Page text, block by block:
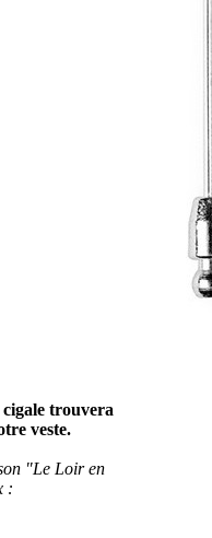
trouvera
veste.
"Le Loir en
: